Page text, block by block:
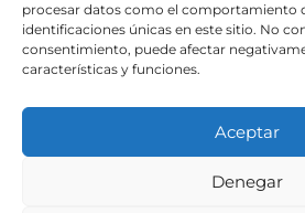
procesar datos como el comportamiento
identificaciones únicas en este sitio. No
consentimiento, puede afectar
características y funciones.
Aceptar
Denegar